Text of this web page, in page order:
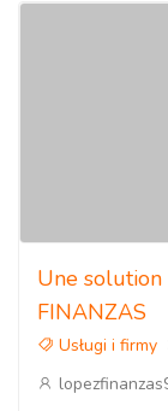
Une
FINANZAS
Usługi i firmy